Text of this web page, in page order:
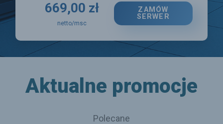
669,00 zł
netto/msc
ZAMÓW
SERWER
Aktualne promocje
Polecane